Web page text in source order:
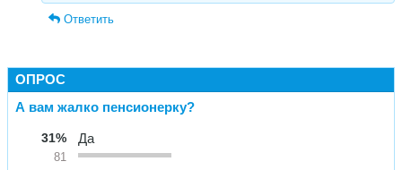
Ответить
ОПРОС
А вам жалко пенсионерку?
31%
81
Да